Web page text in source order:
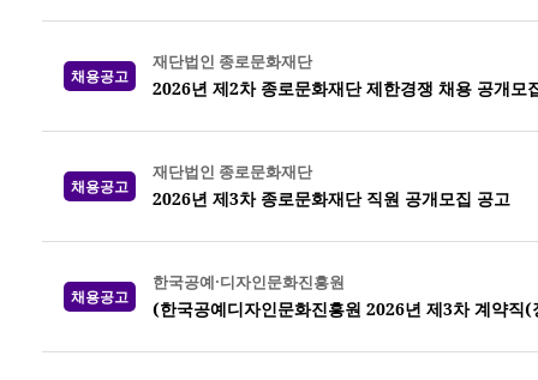
채용공고
재단법인 종로문화재단
2026년 제2차 종로문화재단 제한경쟁 채용 공개모
채용공고
재단법인 종로문화재단
2026년 제3차 종로문화재단 직원 공개모집 공고
채용공고
한국공예·디자인문화진흥원
(한국공예디자인문화진흥원 2026년 제3차 계약직